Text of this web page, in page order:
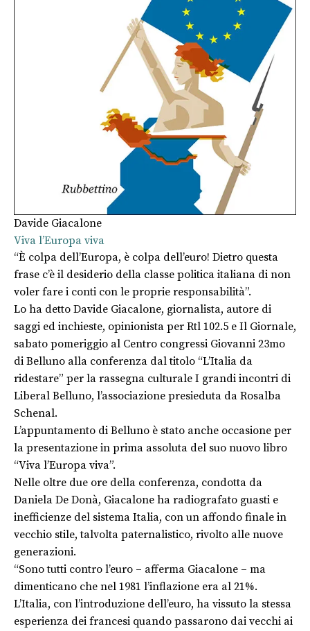
Davide Giacalone
Viva l’Europa viva
“È colpa dell’Europa, è colpa dell’euro! Dietro questa
frase c’è il desiderio della classe politica italiana di non
voler fare i conti con le proprie responsabilità”.
Lo ha detto Davide Giacalone, giornalista, autore di
saggi ed inchieste, opinionista per Rtl 102.5 e Il Giornale,
sabato pomeriggio al Centro congressi Giovanni 23mo
di Belluno alla conferenza dal titolo “L’Italia da
ridestare” per la rassegna culturale I grandi incontri di
Liberal Belluno, l’associazione presieduta da Rosalba
Schenal.
L’appuntamento di Belluno è stato anche occasione per
la presentazione in prima assoluta del suo nuovo libro
“Viva l’Europa viva”.
Nelle oltre due ore della conferenza, condotta da
Daniela De Donà, Giacalone ha radiografato guasti e
inefficienze del sistema Italia, con un affondo finale in
vecchio stile, talvolta paternalistico, rivolto alle nuove
generazioni.
“Sono tutti contro l’euro – afferma Giacalone – ma
dimenticano che nel 1981 l’inflazione era al 21%.
L’Italia, con l’introduzione dell’euro, ha vissuto la stessa
esperienza dei francesi quando passarono dai vecchi ai